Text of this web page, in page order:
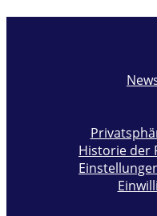
Historie der